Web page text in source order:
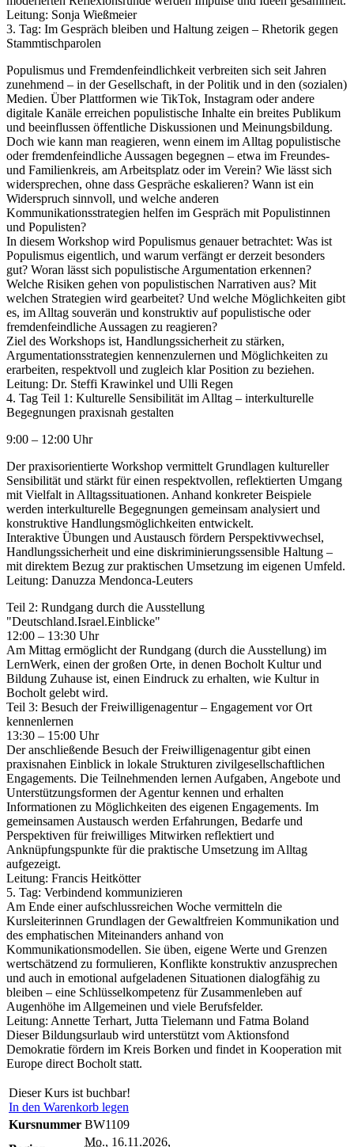
Leitung: Sonja Wießmeier
3. Tag: Im Gespräch bleiben und Haltung zeigen – Rhetorik gegen
Stammtischparolen
Populismus und Fremdenfeindlichkeit verbreiten sich seit Jahren
zunehmend – in der Gesellschaft, in der Politik und in den (sozialen)
Medien. Über Plattformen wie TikTok, Instagram oder andere
digitale Kanäle erreichen populistische Inhalte ein breites Publikum
und beeinflussen öffentliche Diskussionen und Meinungsbildung.
Doch wie kann man reagieren, wenn einem im Alltag populistische
oder fremdenfeindliche Aussagen begegnen – etwa im Freundes-
und Familienkreis, am Arbeitsplatz oder im Verein? Wie lässt sich
widersprechen, ohne dass Gespräche eskalieren? Wann ist ein
Widerspruch sinnvoll, und welche anderen
Kommunikationsstrategien helfen im Gespräch mit Populistinnen
und Populisten?
In diesem Workshop wird Populismus genauer betrachtet: Was ist
Populismus eigentlich, und warum verfängt er derzeit besonders
gut? Woran lässt sich populistische Argumentation erkennen?
Welche Risiken gehen von populistischen Narrativen aus? Mit
welchen Strategien wird gearbeitet? Und welche Möglichkeiten gibt
es, im Alltag souverän und konstruktiv auf populistische oder
fremdenfeindliche Aussagen zu reagieren?
Ziel des Workshops ist, Handlungssicherheit zu stärken,
Argumentationsstrategien kennenzulernen und Möglichkeiten zu
erarbeiten, respektvoll und zugleich klar Position zu beziehen.
Leitung: Dr. Steffi Krawinkel und Ulli Regen
4. Tag Teil 1: Kulturelle Sensibilität im Alltag – interkulturelle
Begegnungen praxisnah gestalten
9:00 – 12:00 Uhr
Der praxisorientierte Workshop vermittelt Grundlagen kultureller
Sensibilität und stärkt für einen respektvollen, reflektierten Umgang
mit Vielfalt in Alltagssituationen. Anhand konkreter Beispiele
werden interkulturelle Begegnungen gemeinsam analysiert und
konstruktive Handlungsmöglichkeiten entwickelt.
Interaktive Übungen und Austausch fördern Perspektivwechsel,
Handlungssicherheit und eine diskriminierungssensible Haltung –
mit direktem Bezug zur praktischen Umsetzung im eigenen Umfeld.
Leitung: Danuzza Mendonca-Leuters
Teil 2: Rundgang durch die Ausstellung
"Deutschland.Israel.Einblicke"
12:00 – 13:30 Uhr
Am Mittag ermöglicht der Rundgang (durch die Ausstellung) im
LernWerk, einen der großen Orte, in denen Bocholt Kultur und
Bildung Zuhause ist, einen Eindruck zu erhalten, wie Kultur in
Bocholt gelebt wird.
Teil 3: Besuch der Freiwilligenagentur – Engagement vor Ort
kennenlernen
13:30 – 15:00 Uhr
Der anschließende Besuch der Freiwilligenagentur gibt einen
praxisnahen Einblick in lokale Strukturen zivilgesellschaftlichen
Engagements. Die Teilnehmenden lernen Aufgaben, Angebote und
Unterstützungsformen der Agentur kennen und erhalten
Informationen zu Möglichkeiten des eigenen Engagements. Im
gemeinsamen Austausch werden Erfahrungen, Bedarfe und
Perspektiven für freiwilliges Mitwirken reflektiert und
Anknüpfungspunkte für die praktische Umsetzung im Alltag
aufgezeigt.
Leitung: Francis Heitkötter
5. Tag: Verbindend kommunizieren
Am Ende einer aufschlussreichen Woche vermitteln die
Kursleiterinnen Grundlagen der Gewaltfreien Kommunikation und
des emphatischen Miteinanders anhand von
Kommunikationsmodellen. Sie üben, eigene Werte und Grenzen
wertschätzend zu formulieren, Konflikte konstruktiv anzusprechen
und auch in emotional aufgeladenen Situationen dialogfähig zu
bleiben – eine Schlüsselkompetenz für Zusammenleben auf
Augenhöhe im Allgemeinen und viele Berufsfelder.
Leitung: Annette Terhart, Jutta Tielemann und Fatma Boland
Dieser Bildungsurlaub wird unterstützt vom Aktionsfond
Demokratie fördern im Kreis Borken und findet in Kooperation mit
Europe direct Bocholt statt.
Dieser Kurs ist buchbar!
In den Warenkorb legen
Kursnummer BW1109
Mo., 16.11.2026,